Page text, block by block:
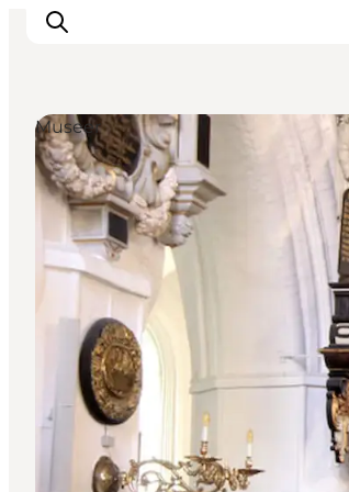
Inspirasjon
Reisemål
Aktiviteter
Overnatting
Planlegg reisen
Museer